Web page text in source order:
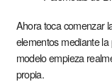
Ahora toca comenzar
elementos mediante
modelo empieza
propia.